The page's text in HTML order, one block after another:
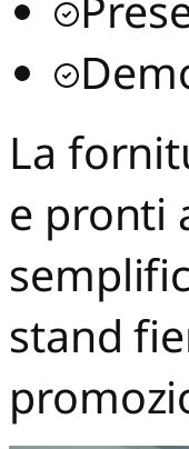
La
e pronti
stand